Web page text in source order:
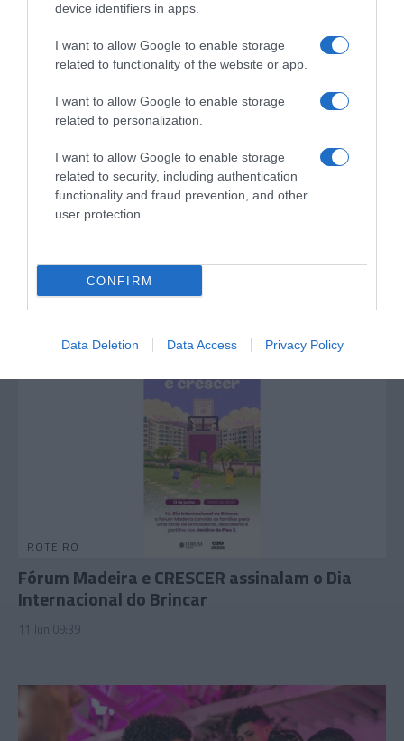
device identifiers in apps.
I want to allow Google to enable storage
related to functionality of the website or app.
I want to allow Google to enable storage
related to personalization.
I want to allow Google to enable storage
related to security, including authentication
functionality and fraud prevention, and other
user protection.
CONFIRM
Data Deletion Data Access Privacy Policy
PRODUTOS E MARCAS
duas novas distinções
10 Jun 15:50
ROTEIRO
Fórum Madeira e CRESCER assinalam o Dia
Internacional do Brincar
11 Jun 09:39